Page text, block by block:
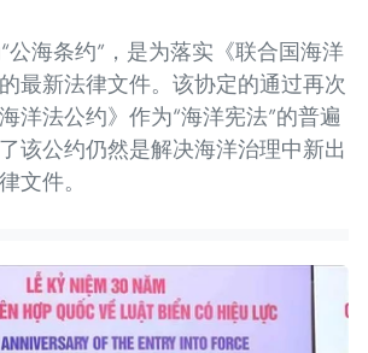
公海条约”，是为落实《联合国海洋
最新法律文件。该协定的通过再次
洋法公约》作为“海洋宪法”的普遍
该公约仍然是解决海洋治理中新出
文件。